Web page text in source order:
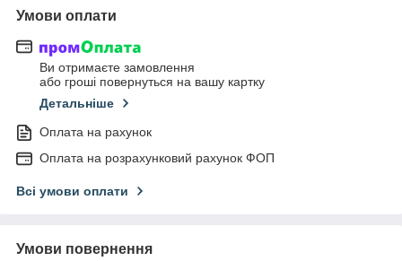
Умови оплати
Ви отримаєте замовлення
або гроші повернуться на вашу картку
Детальніше
Оплата на рахунок
Оплата на розрахунковий рахунок ФОП
Всі умови оплати
Умови повернення